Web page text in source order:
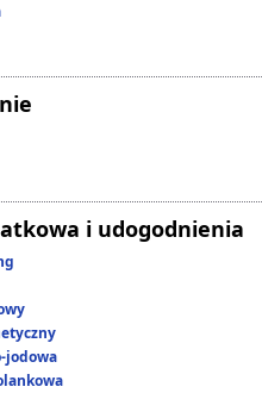
i udogodnienia
jodowa